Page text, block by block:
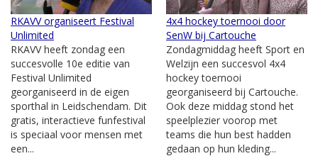
RKAVV organiseert Festival
Unlimited
RKAVV heeft zondag een
succesvolle 10e editie van
Festival Unlimited
georganiseerd in de eigen
sporthal in Leidschendam. Dit
gratis, interactieve funfestival
is speciaal voor mensen met
een...
4x4 hockey toernooi door
SenW bij Cartouche
Zondagmiddag heeft Sport en
Welzijn een succesvol 4x4
hockey toernooi
georganiseerd bij Cartouche.
Ook deze middag stond het
speelplezier voorop met
teams die hun best hadden
gedaan op hun kleding...